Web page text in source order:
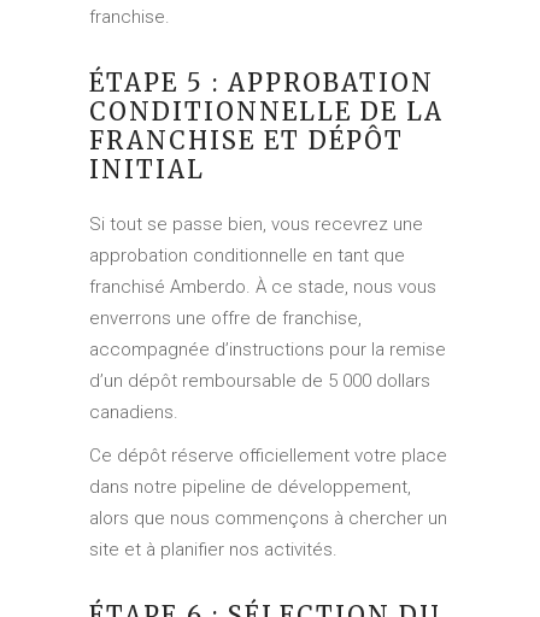
franchise.
ÉTAPE 5 : APPROBATION
CONDITIONNELLE DE LA
FRANCHISE ET DÉPÔT
INITIAL
Si tout se passe bien, vous recevrez une
approbation conditionnelle en tant que
franchisé Amberdo. À ce stade, nous vous
enverrons une offre de franchise,
accompagnée d’instructions pour la remise
d’un dépôt remboursable de 5 000 dollars
canadiens.
Ce dépôt réserve officiellement votre place
dans notre pipeline de développement,
alors que nous commençons à chercher un
site et à planifier nos activités.